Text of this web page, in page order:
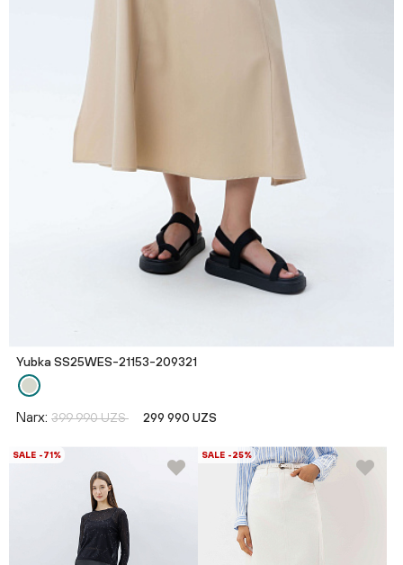
Yubka SS25WES-21153-209321
Narx: 399 990 UZS 299 990 UZS
SALE -71% SALE -25%